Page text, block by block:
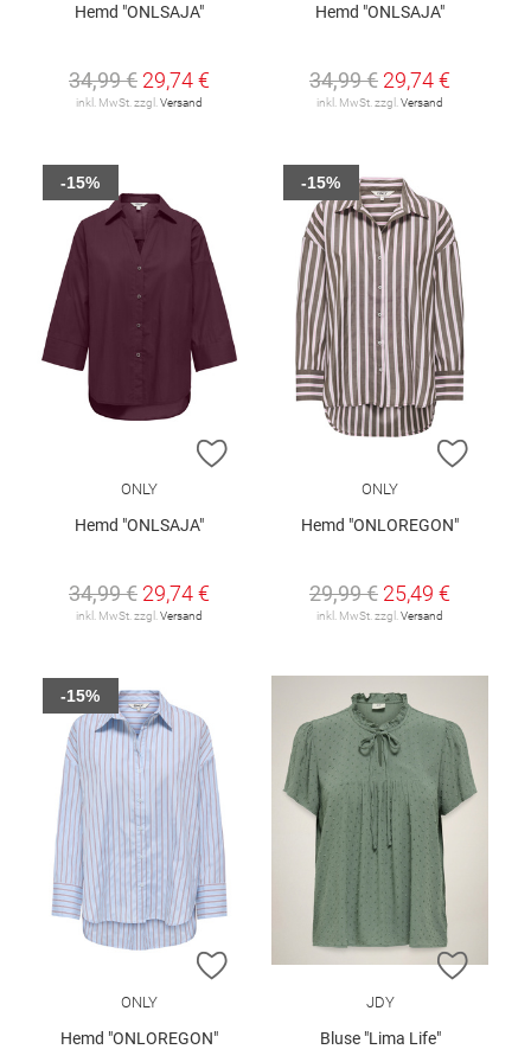
Hemd "ONLSAJA"
34,99 € 29,74 €
inkl. MwSt. zzgl. Versand
Hemd "ONLSAJA"
34,99 € 29,74 €
inkl. MwSt. zzgl. Versand
ZUR WUNSCHLISTE HINZUFÜGEN
ONLY
Hemd "ONLSAJA"
34,99 € 29,74 €
inkl. MwSt. zzgl. Versand
-15%
ZUR
ONLY
Hemd "ONLOREGON"
29,99 € 25,49 €
inkl. MwSt. zzgl. Versand
-15%
ZUR WUNSCHLISTE HINZUFÜGEN
ONLY
Hemd "ONLOREGON"
-15%
ZUR
JDY
Bluse "Lima Life"